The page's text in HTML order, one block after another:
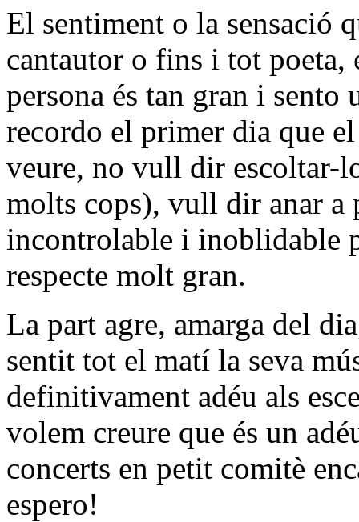
El sentiment o la sensació
cantautor o fins i tot poeta,
persona és tan gran i
recordo el primer dia que
veure, no vull dir escoltar-
molts cops), vull dir anar a
incontrolable i inoblidable
respecte molt gran.
La part agre, amarga del
sentit tot el matí la seva
definitivament adéu als
volem creure que és un
concerts en petit comitè
espero!